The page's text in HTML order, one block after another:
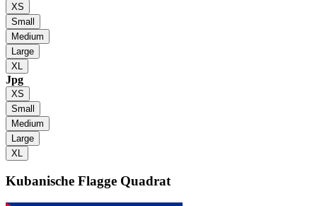
XS
Small
Medium
Large
XL
Jpg
XS
Small
Medium
Large
XL
Kubanische Flagge Quadrat